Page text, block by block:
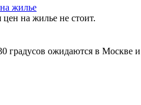
жилье
на жилье не стоит.
градусов ожидаются в Москве